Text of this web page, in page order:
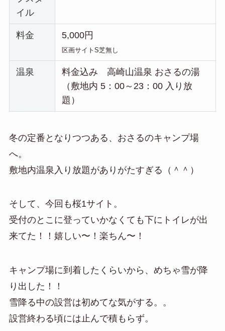
イル
料金 5,000円
区画サイトS芝無し
温泉
料金込み 高崎山温泉 おさるの湯
（敷地内 5：00～23：00 入り放
題）
冬の定番となりつつある、おさるのキャンプ場
へ。
敷地内温泉入り放題がありがたすぎる（＾＾）
そして、今回も桜1サイト。
受付のとこに登っていかなくても下にトイレが出
来てた！！嬉しい〜！楽ちん〜！
キャンプ場に到着したくらいから、めちゃ雪が降
り出した！！
雪降る中の設営は初めてな気がする。。
設営終わる頃には止んで積もらず。